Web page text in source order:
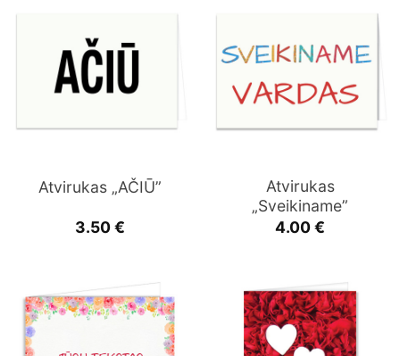
Atvirukas „AČIŪ”
3.50€
Atvirukas
„Sveikiname”
4.00€